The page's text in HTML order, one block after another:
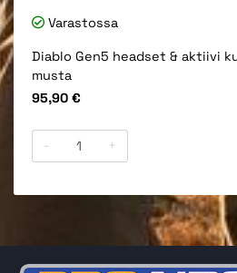
Varastossa
Diablo Gen5 headset & aktiivi
musta
Hinta
95,90 €
- +